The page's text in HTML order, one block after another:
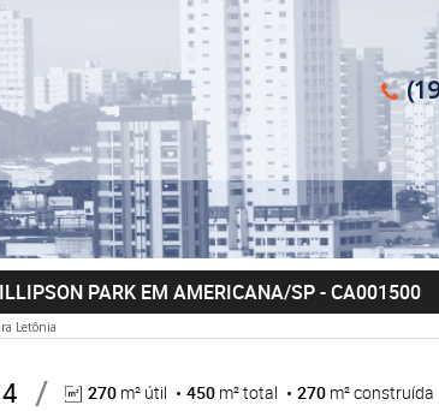
PARK EM AMERICANA/SP- CA001500
Letônia
4 270 m² útil 450 m² total 270 m² construída